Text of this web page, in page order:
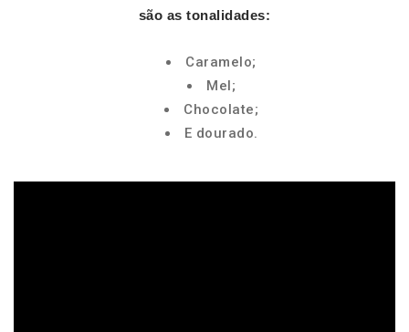
são as tonalidades:
Caramelo;
Mel;
Chocolate;
E dourado.